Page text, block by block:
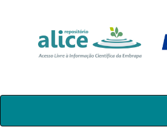
Skip